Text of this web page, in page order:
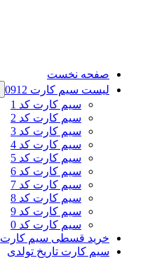
صفحه نخست
لیست سیم کارت 0912
سیم کارت کد 1
سیم کارت کد 2
سیم کارت کد 3
سیم کارت کد 4
سیم کارت کد 5
سیم کارت کد 6
سیم کارت کد 7
سیم کارت کد 8
سیم کارت کد 9
سیم کارت کد 0
خرید قسطی سیم کارت
سیم کارت تاریخ تولدی